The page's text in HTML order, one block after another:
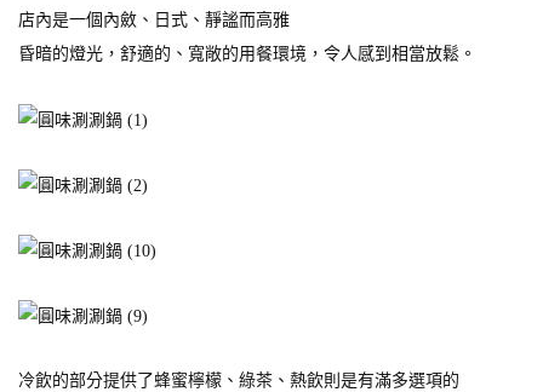
店內是一個內斂、日式、靜謐而高雅
昏暗的燈光，舒適的、寬敞的用餐環境，令人感到相當放鬆。
冷飲的部分提供了蜂蜜檸檬、綠茶、熱飲則是有滿多選項的